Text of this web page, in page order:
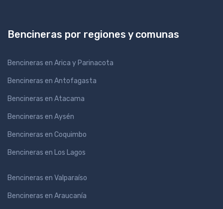
Bencineras por regiones y comunas
Bencineras en Arica y Parinacota
Bencineras en Antofagasta
Bencineras en Atacama
Bencineras en Aysén
Bencineras en Coquimbo
Bencineras en Los Lagos
Bencineras en Valparaíso
Bencineras en Araucanía